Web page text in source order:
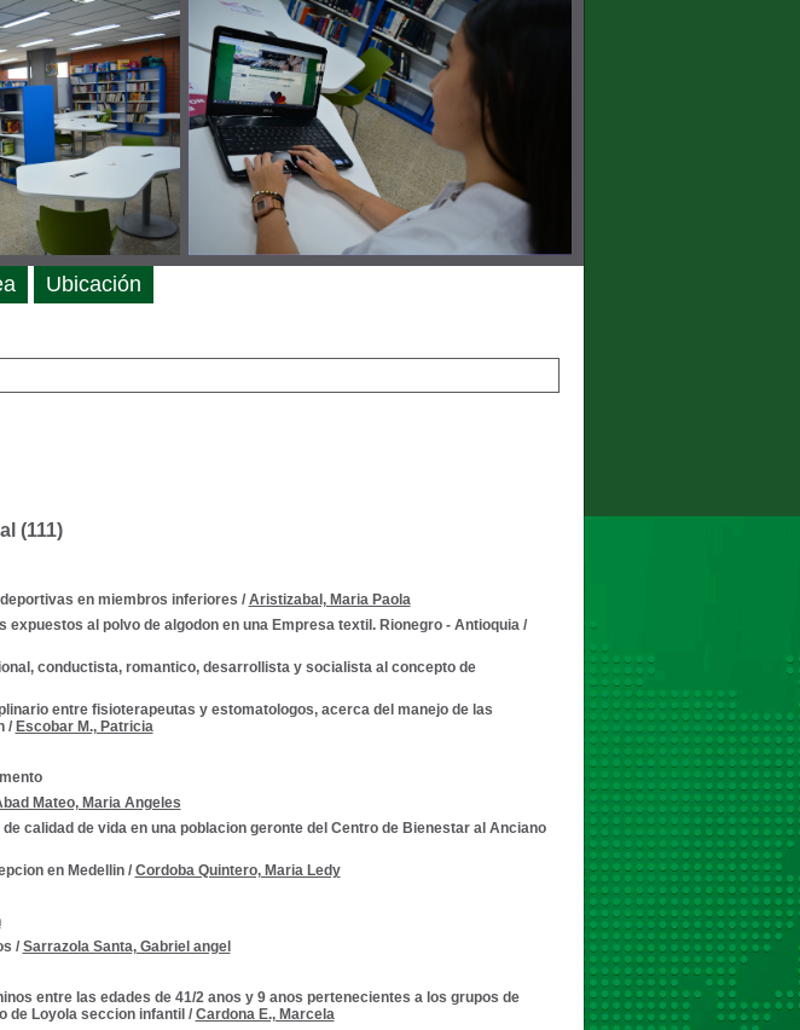
(111)
en miembros inferiores / Aristizabal, Maria Paola
al polvo de algodon en una Empresa textil. Rionegro - Antioquia/
conductista, romantico, desarrollista y socialista al concepto de
entre fisioterapeutas y estomatologos, acerca del manejo de las
/ Escobar M., Patricia
Mateo, Maria Angeles
calidad de vida en una poblacion geronte del Centro de Bienestar al Anciano
en Medellin/ Cordoba Quintero, Maria Ledy
/ Sarrazola Santa, Gabriel angel
entre las edades de 41/2 anos y 9 anos pertenecientes a los grupos de
de Loyola seccion infantil / Cardona E., Marcela
Ubicación